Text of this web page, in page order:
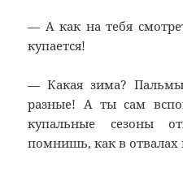
— А как на тебя
купается!
— Какая зима? Пальмы
разные! А ты сам
купальные сезоны
помнишь, как в отвалах